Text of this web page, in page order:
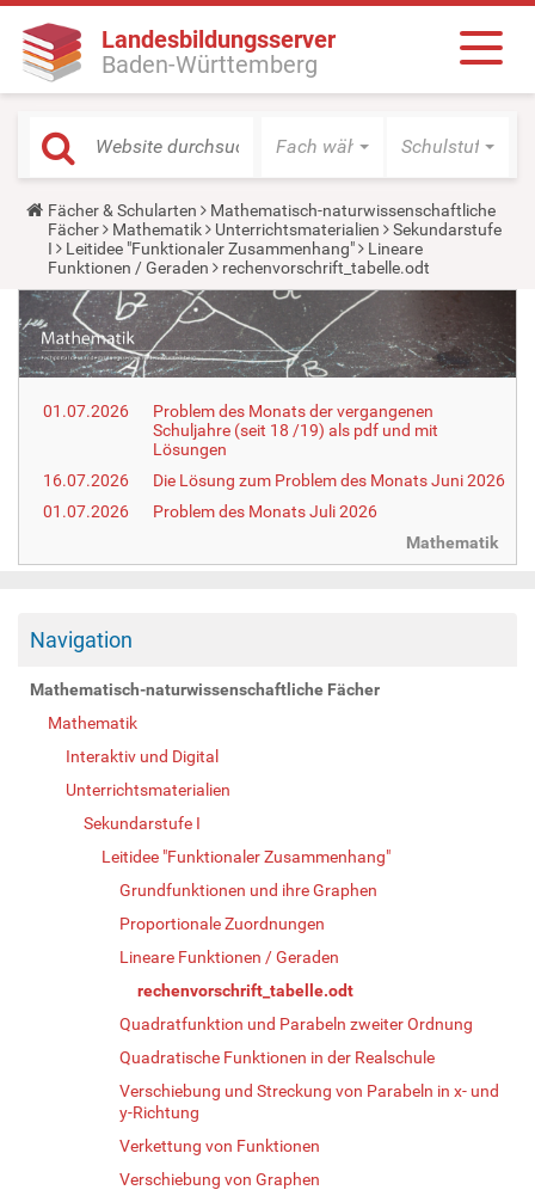
Landesbildungsserver
Baden-Württemberg
Fach wählen Schulstufe
Y
o
u
a
r
e
h
e
r
e
Fächer & Schularten
Mathematisch-naturwissenschaftliche
Fächer
Mathematik Unterrichtsmaterialien
Sekundarstufe
I
Leitidee "Funktionaler Zusammenhang"
Lineare
Funktionen / Geraden
rechenvorschrift_tabelle.odt
01.07.2026
Problem des Monats der vergangenen
Schuljahre (seit 18 /19) als pdf und mit
Lösungen
16.07.2026
Die Lösung zum Problem des Monats Juni 2026
01.07.2026
Problem des Monats Juli 2026
Mathematik
Navigation
Mathematisch-naturwissenschaftliche Fächer
Mathematik
Interaktiv und Digital
Unterrichtsmaterialien
Sekundarstufe I
Leitidee "Funktionaler Zusammenhang"
Grundfunktionen und ihre Graphen
Proportionale Zuordnungen
Lineare Funktionen / Geraden
rechenvorschrift_tabelle.odt
Quadratfunktion und Parabeln zweiter Ordnung
Quadratische Funktionen in der Realschule
Verschiebung und Streckung von Parabeln in x- und
y-Richtung
Verkettung von Funktionen
Verschiebung von Graphen